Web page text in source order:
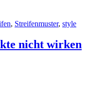
, Streifenmuster, style
nicht wirken